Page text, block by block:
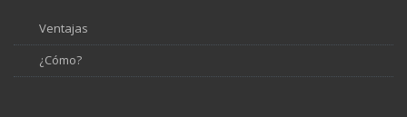
Ventajas
¿Cómo?